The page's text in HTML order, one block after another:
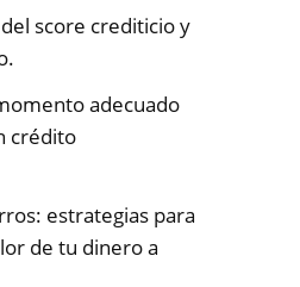
score crediticio y
adecuado
crédito
estrategias para
de tu dinero a